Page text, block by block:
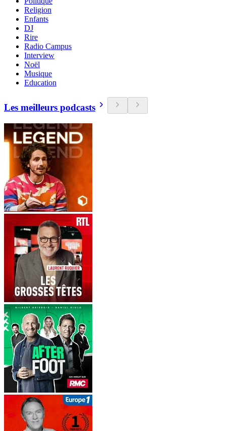
Religion
Enfants
DJ
Rire
Radio Campus
Interview
Noël
Musique
Education
Les meilleurs podcasts